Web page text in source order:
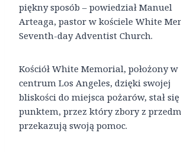
piękny sposób – powiedział Manuel
Arteaga, pastor w kościele White
Seventh-day Adventist Church.
Kościół White Memorial, położony w
centrum Los Angeles, dzięki swojej
bliskości do miejsca pożarów, stał się
punktem, przez który zbory z
przekazują swoją pomoc.